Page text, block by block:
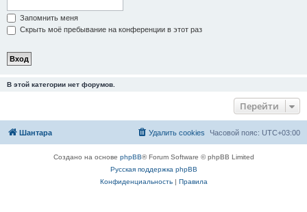
Запомнить меня
Скрыть моё пребывание на конференции в этот раз
В этой категории нет форумов.
Перейти
Шантара Часовой пояс: UTC+03:00
Удалить cookies
Создано на основе phpBB® Forum Software © phpBB Limited
Русская поддержка phpBB
Конфиденциальность| Правила